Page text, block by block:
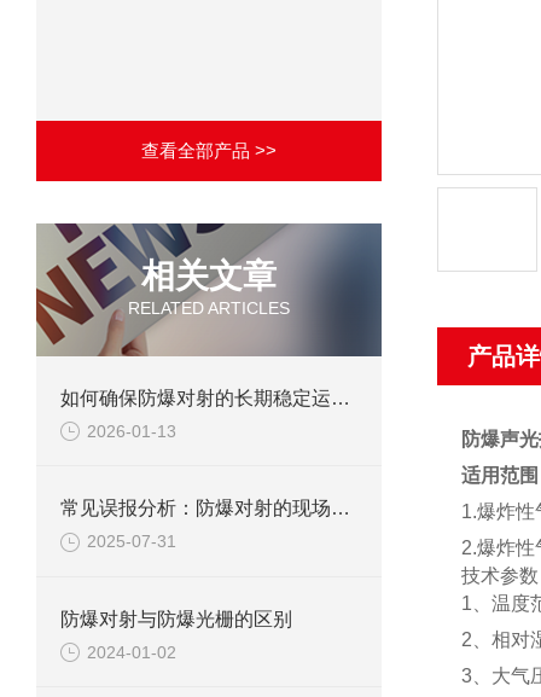
查看全部产品 >>
相关文章
RELATED ARTICLES
如何确保防爆对射的长期稳定运行？
2026-01-13
常见误报分析：防爆对射的现场调试避坑指南
2025-07-31
防爆对射与防爆光栅的区别
2024-01-02
产品
防爆声
适用范
1.爆炸性
2.爆炸性
技术参
1、温度
2、相对
3、大气